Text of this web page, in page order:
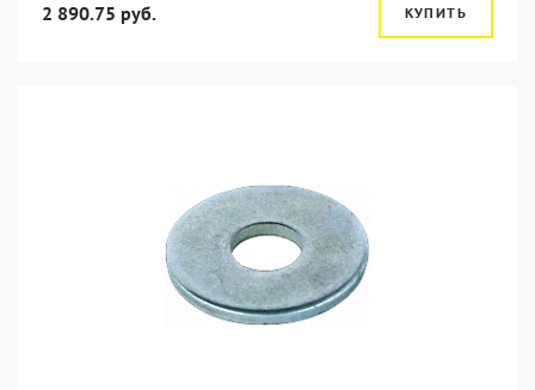
2 890.75 руб. КУПИТЬ